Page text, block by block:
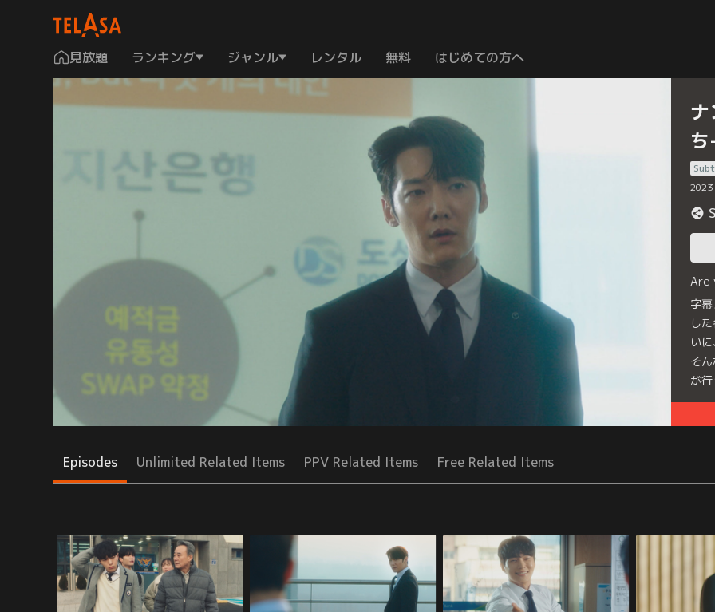
見放題 ランキング ジャンル レンタル 無料 はじめての方へ
2023
Are
字
し
い
そ
が
Episodes Unlimited Related Items PPV Related Items Free Related Items